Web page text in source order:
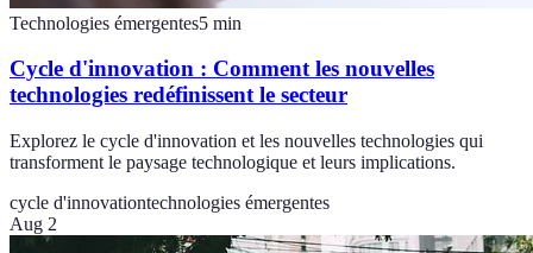
Technologies émergentes5 min
Cycle d'innovation : Comment les nouvelles
technologies redéfinissent le secteur
Explorez le cycle d'innovation et les nouvelles technologies qui
transforment le paysage technologique et leurs implications.
cycle d'innovationtechnologies émergentes
Aug 2